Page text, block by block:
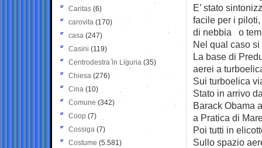
E’ stato
facile per i
di nebbia o
Nel qual caso
La base di
aerei a
Sui turboelica
Stato in arrivo
Barack Obama
a Pratica di
Poi tutti in
Sullo spazio
Caritas (6)
carovita (170)
casa (247)
Casini (119)
Centrodestra in Liguria (35)
Chiesa (276)
Cina (10)
Comune (342)
Coop (7)
Cossiga (7)
Costume (5.581)